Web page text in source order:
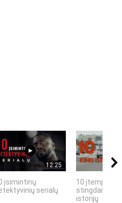
12:25
įsimintinų
serialų
10 įtemptų,
stingdančių
istorijų